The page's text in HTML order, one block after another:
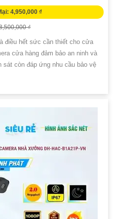
4,950,000 ₫
₫
điều hết sức cần thiết cho cửa
cửa hàng đảm bảo an ninh và
còn đáp ứng nhu cầu bảo vệ